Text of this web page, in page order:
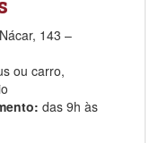
143 –
ou carro,
das 9h às